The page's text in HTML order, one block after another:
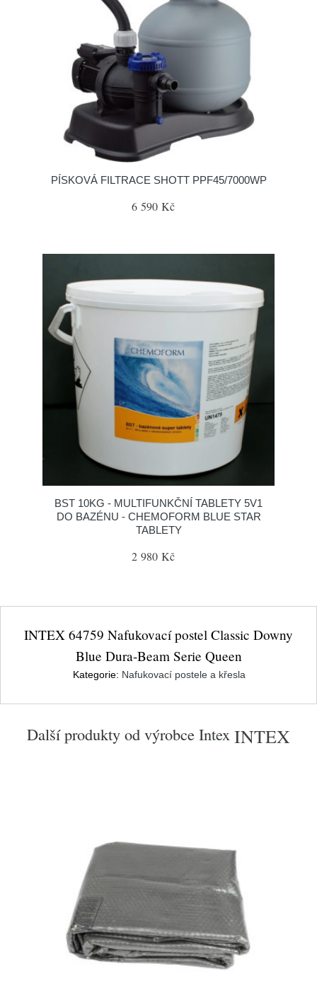
PÍSKOVÁ FILTRACE SHOTT PPF45/7000WP
6 590 Kč
BST 10KG - MULTIFUNKČNÍ TABLETY 5V1
DO BAZÉNU - CHEMOFORM BLUE STAR
TABLETY
2 980 Kč
INTEX 64759 Nafukovací postel Classic Downy
Blue Dura-Beam Serie Queen
Kategorie: Nafukovací postele a křesla
Další produkty od výrobce Intex INTEX